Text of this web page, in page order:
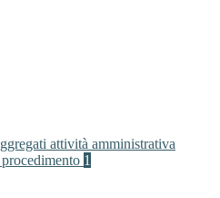
attività amministrativa
1